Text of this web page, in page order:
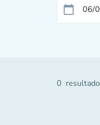
calendar_today
0 resultado